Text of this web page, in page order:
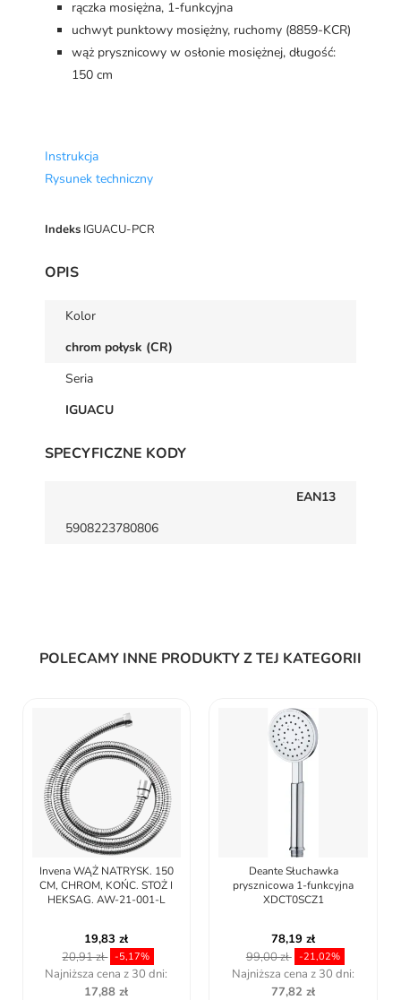
rączka mosiężna, 1-funkcyjna
uchwyt punktowy mosiężny, ruchomy (8859-KCR)
wąż prysznicowy w osłonie mosiężnej, długość:
150 cm
Instrukcja
Rysunek techniczny
Indeks IGUACU-PCR
OPIS
Kolor
chrom połysk (CR)
Seria
IGUACU
SPECYFICZNE KODY
EAN13
5908223780806
POLECAMY INNE PRODUKTY Z TEJ KATEGORII
Invena WĄŻ NATRYSK. 150
CM, CHROM, KOŃC. STOŻ I
HEKSAG. AW-21-001-L
19,83 zł
20,91 zł -5,17%
Najniższa cena z 30 dni:
17,88 zł
Deante Słuchawka
prysznicowa 1-funkcyjna
XDCT0SCZ1
78,19 zł
99,00 zł
-21,02%
Najniższa cena z 30 dni:
77,82 zł